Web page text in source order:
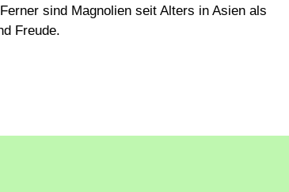
sind Magnolien seit Alters in Asien als
Freude.